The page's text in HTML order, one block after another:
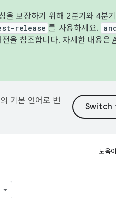
을 보장하기 위해 2분기와 4분
release 를 사용하세요.
을 참조합니다. 자세한 내용은
기본 언어로 번
도움